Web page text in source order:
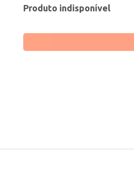
Produto indisponível